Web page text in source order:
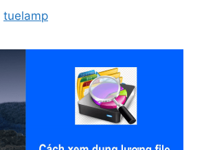
tuelamp